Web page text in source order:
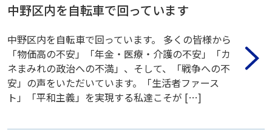
中野区内を自転車で回っています
中野区内を自転車で回っています。 多くの皆様から
「物価高の不安」「年金・医療・介護の不安」「カ
ネまみれの政治への不満」、そして、「戦争への不
安」の声をいただいています。「生活者ファース
ト」「平和主義」を実現する私達こそが […]